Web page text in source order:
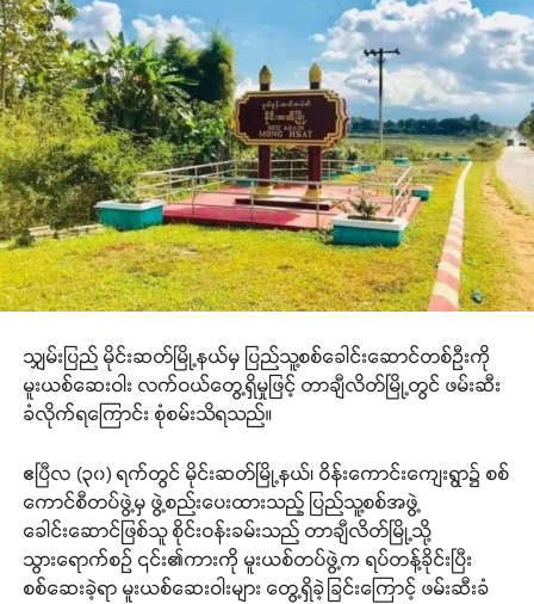
သျှမ်းပြည် မိုင်းဆတ်မြို့နယ်မှ ပြည်သူ့စစ်ခေါင်းဆောင်တစ်ဦးကို
မူးယစ်ဆေးဝါး လက်ဝယ်တွေ့ရှိမှုဖြင့် တာချီလိတ်မြို့တွင် ဖမ်းဆီး
ခံလိုက်ရကြောင်း စုံစမ်းသိရသည်။
ဧပြီလ (၃၀) ရက်တွင် မိုင်းဆတ်မြို့နယ်၊ ဝိန်းကောင်းကျေးရွာ၌ စစ်
ကောင်စီတပ်ဖွဲ့မှ ဖွဲ့စည်းပေးထားသည့် ပြည်သူ့စစ်အဖွဲ့
ခေါင်းဆောင်ဖြစ်သူ စိုင်းဝန်းခမ်းသည် တာချီလိတ်မြို့သို့
သွားရောက်စဉ် ၎င်း၏ကားကို မူးယစ်တပ်ဖွဲ့က ရပ်တန့်ခိုင်းပြီး
စစ်ဆေးခဲ့ရာ မူးယစ်ဆေးဝါးများ တွေ့ရှိခဲ့ခြင်းကြောင့် ဖမ်းဆီးခံ